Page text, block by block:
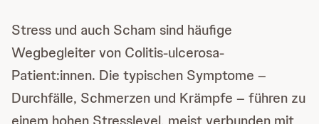
Stress und auch Scham sind häufige
Wegbegleiter von Colitis-ulcerosa-
Patient:innen. Die typischen Symptome –
Durchfälle, Schmerzen und Krämpfe – führen zu